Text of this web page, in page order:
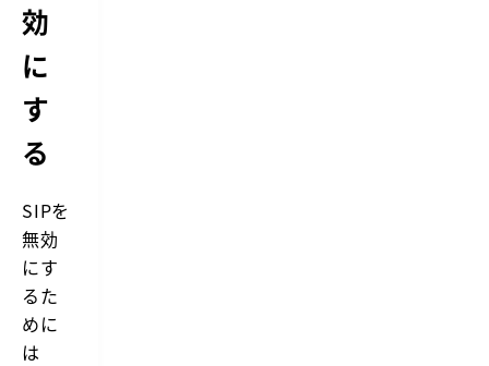
効
に
す
る
SIPを
無効
にす
るた
めに
は